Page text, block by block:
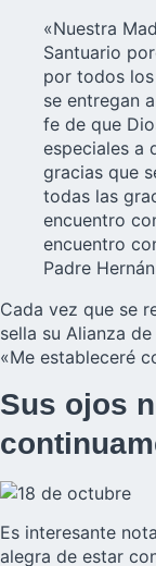
«Nuestra
Santuario
por todos
se entregan
fe de que
especiales a
gracias que
todas las
encuentro
encuentro
Padre
Cada vez que se
sella su Alianza
«Me estableceré
Sus ojos
Es interesante
alegra de estar